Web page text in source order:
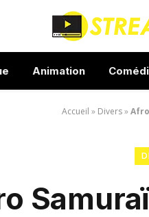
Animation
Accueil » Divers»